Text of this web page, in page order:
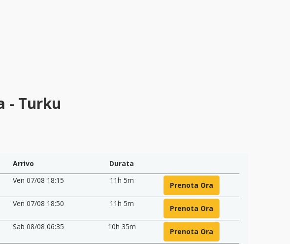
- Turku
Arrivo
Durata
Ven 07/08 18:15 11h 5m
Prenota Ora
Ven 07/08 18:50 11h 5m
Prenota Ora
Sab 08/08 06:35 10h 35m
Prenota Ora